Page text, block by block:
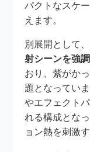
パクトなスケ
えます。
別展開として
射シーンを強
おり、紫がか
題となってい
やエフェクト
れる構成とな
ョン熱を刺激